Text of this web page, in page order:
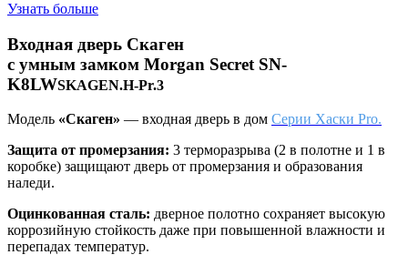
Узнать больше
Входная дверь Скаген
с умным замком Morgan Secret SN-
K8LWSKAGEN.H-Pr.3
Модель «Скаген» — входная дверь в дом Серии Хаски Pro.
Защита от промерзания: 3 терморазрыва (2 в полотне и 1 в
коробке) защищают дверь от промерзания и образования
наледи.
Оцинкованная сталь: дверное полотно сохраняет высокую
коррозийную стойкость даже при повышенной влажности и
перепадах температур.